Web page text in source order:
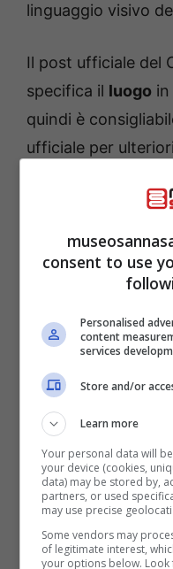
linguaggio visivo
Il post ufficiale del
specifica il luogo in
quindi è
ufficiale per
Per avere
Sassari, dove
aggiornamenti e
consent to use
Personalised
content
services
Store and/or
Learn more
Your personal data will
your device (cookies,
data) may be stored by,
partners, or used
may use precise
Some vendors may
of legitimate interest,
your options below.